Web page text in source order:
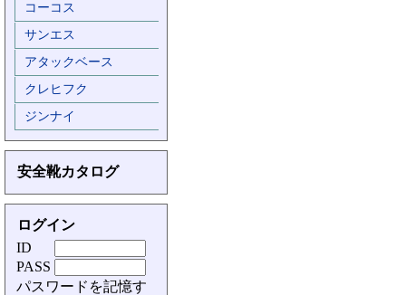
コーコス
サンエス
アタックベース
クレヒフク
ジンナイ
安全靴カタログ
ログイン
ID
PASS
パスワードを記憶す